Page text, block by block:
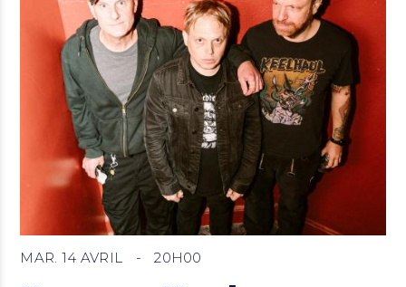
MAR. 14 AVRIL - 20H00